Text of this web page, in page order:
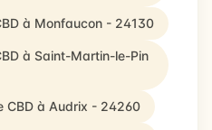
à Monfaucon - 24130
à Saint-Martin-le-Pin
CBD à Audrix - 24260